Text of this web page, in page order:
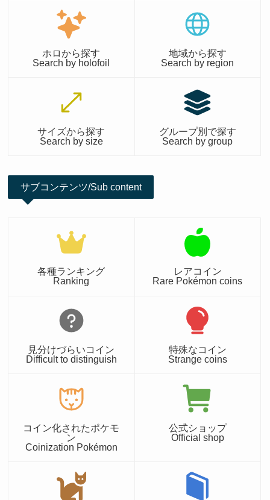
ホロから探す
Search by holofoil
地域から探す
Search by region
サイズから探す
Search by size
グループ別で探す
Search by group
サブコンテンツ/Sub content
各種ランキング
Ranking
レアコイン
Rare Pokémon coins
見分けづらいコイン
Difficult to distinguish
特殊なコイン
Strange coins
コイン化されたポケモ
ン
Coinization Pokémon
公式ショップ
Official shop